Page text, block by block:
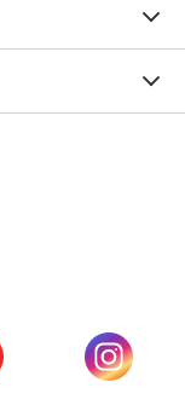
neuen Tab)
sich in einem
(öffnet